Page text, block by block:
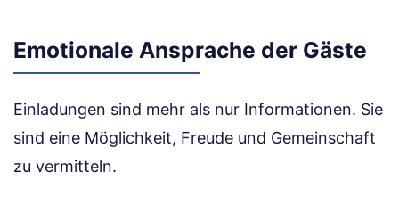
Emotionale Ansprache der Gäste
Einladungen sind mehr als nur Informationen. Sie
sind eine Möglichkeit, Freude und Gemeinschaft
zu vermitteln.